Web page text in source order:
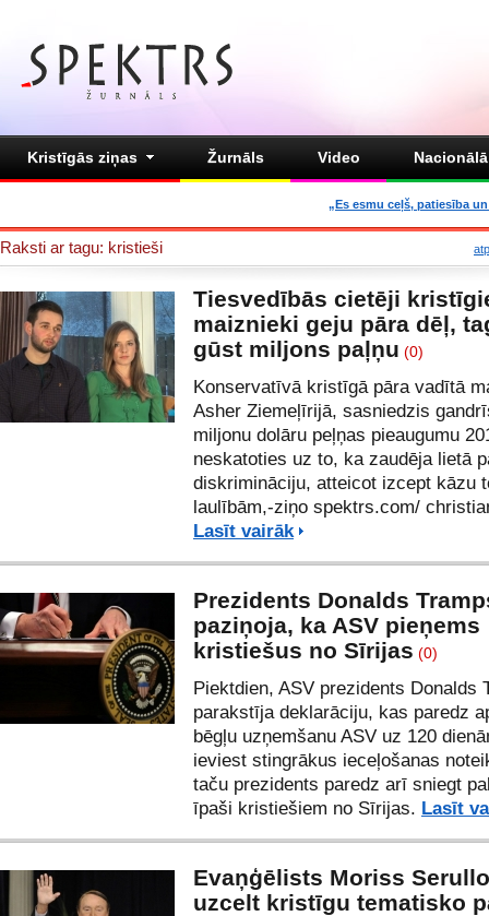
Kristīgās ziņas Žurnāls Video
„Es esmu ceļš, patiesība
Raksti ar tagu: kristieši
Tiesvedībās cietēji
maiznieki geju pāra dēļ,
gūst miljons paļņu (0)
Konservatīvā kristīgā pāra vadītā
Asher Ziemeļīrijā, sasniedzis
miljonu dolāru peļņas pieaugumu
neskatoties uz to, ka zaudēja lietā
diskrimināciju, atteicot izcept kāzu
laulībām,-ziņo spektrs.com/
Lasīt vairāk
Prezidents Donalds
paziņoja, ka ASV pieņems
kristiešus no Sīrijas (0)
Piektdien, ASV prezidents Donalds
parakstīja deklarāciju, kas paredz
bēgļu uzņemšanu ASV uz 120
ieviest stingrākus ieceļošanas
taču prezidents paredz arī sniegt
īpaši kristiešiem no Sīrijas. Lasīt
Evaņģēlists Moriss
uzcelt kristīgu tematisko